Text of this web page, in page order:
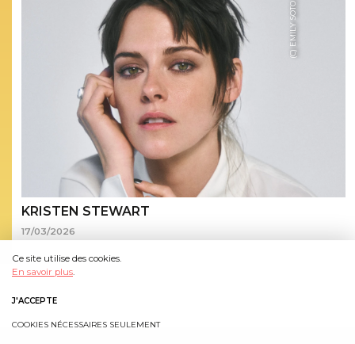
(C) EMILY SOTO
KRISTEN STEWART
17/03/2026
Ce site utilise des cookies.
En savoir plus.
J'ACCEPTE
COOKIES NÉCESSAIRES SEULEMENT